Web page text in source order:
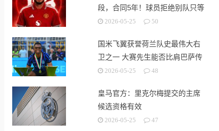
段，合同5年！球员拒绝别队只等
红魔
2026-05-25 50
国米飞翼获誉荷兰队史最伟大右
卫之一 大赛先生能否比肩巴萨传
奇2026-05-25 48
皇马官方：里克尔梅提交的主席
候选资格有效
2026-05-25 47